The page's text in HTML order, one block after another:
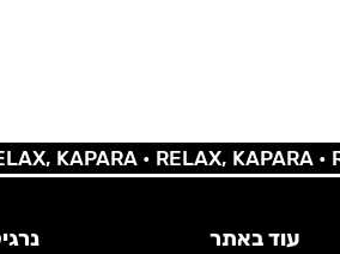
KAPARA •RELAX, KAPARA •
עוד באתר